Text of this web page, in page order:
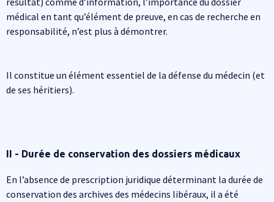
médical en tant qu’élément de preuve, en cas de recherche en
responsabilité, n’est plus à démontrer.
Il constitue un élément essentiel de la défense du médecin (et
de ses héritiers).
II - Durée de conservation des dossiers médicaux
En l’absence de prescription juridique déterminant la durée de
conservation des archives des médecins libéraux, il a été